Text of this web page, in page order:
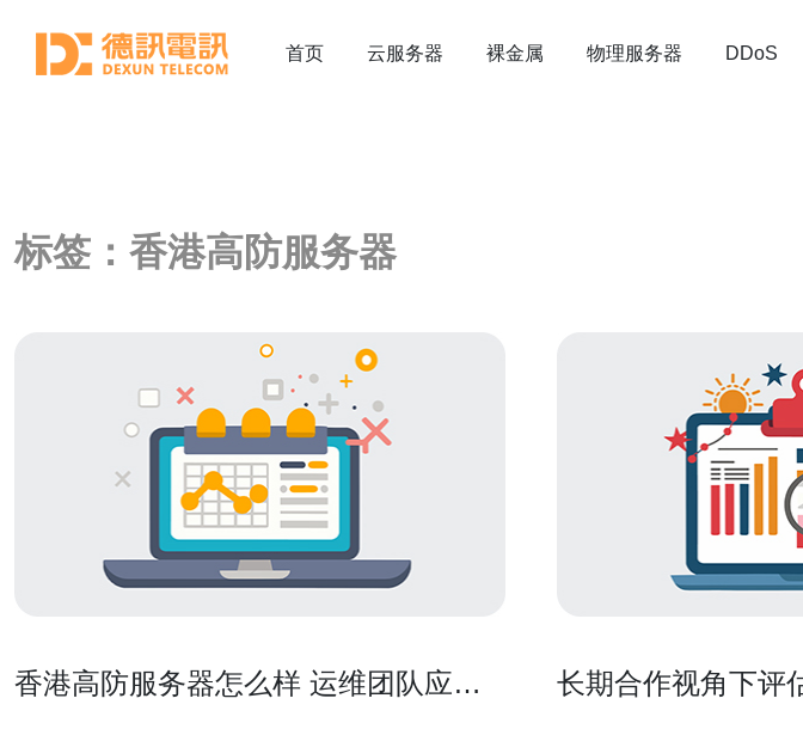
首页 云服务器 裸金属 物理服务器 DDoS
标签：香港高防服务器
香港高防服务器怎么样 运维团队应关
长期合作视角下评